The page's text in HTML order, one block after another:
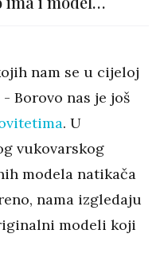
nam se u cijeloj
Borovo nas je još
. U
vukovarskog
modela natikača
nama izgledaju
modeli koji